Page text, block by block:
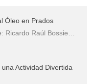
negras africanas?
Óleo en Prados
Ricardo Raúl Bossie…
Actividad Divertida